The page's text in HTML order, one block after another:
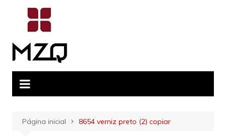
conteúdo
Página inicial 8654 verniz preto (2) copiar